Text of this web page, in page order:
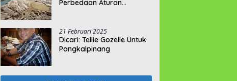
Perbedaan Aturan
21 Februari 2025
Dicari: Tellie Gozelie Untuk
Pangkalpinang